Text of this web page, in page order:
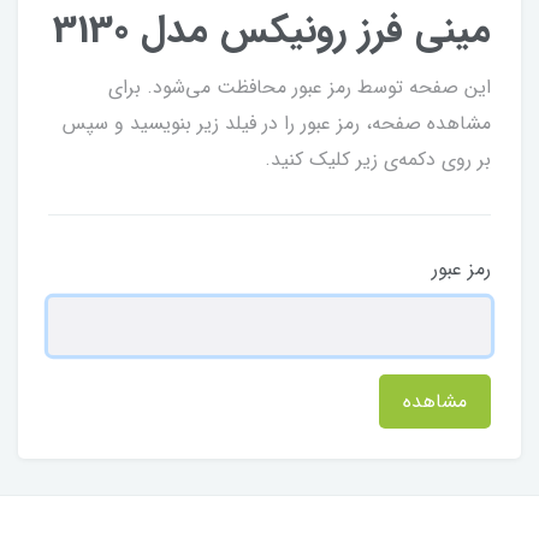
مینی فرز رونیکس مدل 3130
این صفحه توسط رمز عبور محافظت می‌شود. برای
مشاهده صفحه، رمز عبور را در فیلد زیر بنویسید و سپس
بر روی دکمه‌ی زیر کلیک کنید.
رمز عبور
مشاهده